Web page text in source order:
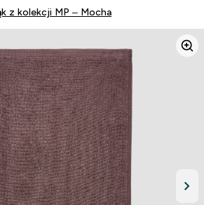
z kolekcji MP – Mocha